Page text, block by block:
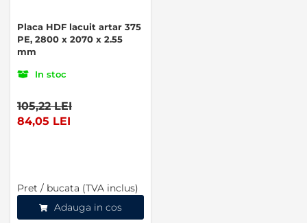
Placa HDF lacuit artar 375
PE, 2800 x 2070 x 2.55
mm
In stoc
105,22 LEI
84,05 LEI
Pret / bucata (TVA inclus)
Adauga in cos